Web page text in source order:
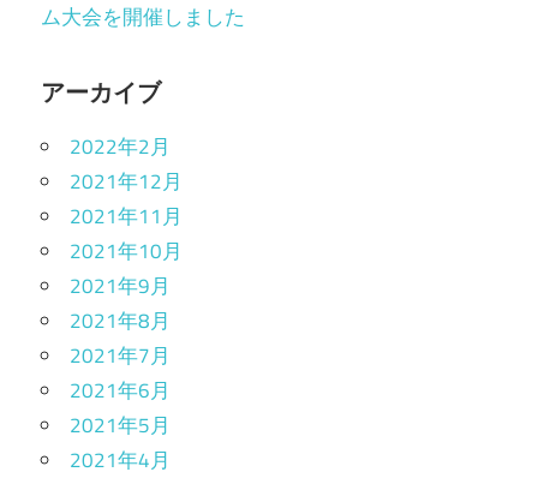
ム大会を開催しました
アーカイブ
2022年2月
2021年12月
2021年11月
2021年10月
2021年9月
2021年8月
2021年7月
2021年6月
2021年5月
2021年4月